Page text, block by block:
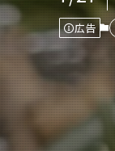
広告